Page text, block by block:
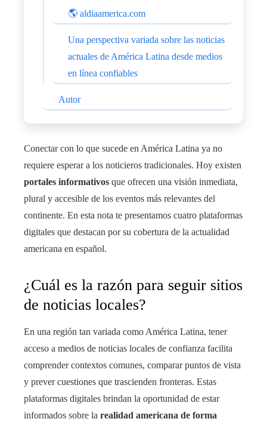
🌎 aldiaamerica.com
Una perspectiva variada sobre las noticias
actuales de América Latina desde medios
en línea confiables
Autor
Conectar con lo que sucede en América Latina ya no
requiere esperar a los noticieros tradicionales. Hoy existen
portales informativos que ofrecen una visión inmediata,
plural y accesible de los eventos más relevantes del
continente. En esta nota te presentamos cuatro plataformas
digitales que destacan por su cobertura de la actualidad
americana en español.
¿Cuál es la razón para seguir sitios
de noticias locales?
En una región tan variada como América Latina, tener
acceso a medios de noticias locales de confianza facilita
comprender contextos comunes, comparar puntos de vista
y prever cuestiones que trascienden fronteras. Estas
plataformas digitales brindan la oportunidad de estar
informados sobre la realidad americana de forma